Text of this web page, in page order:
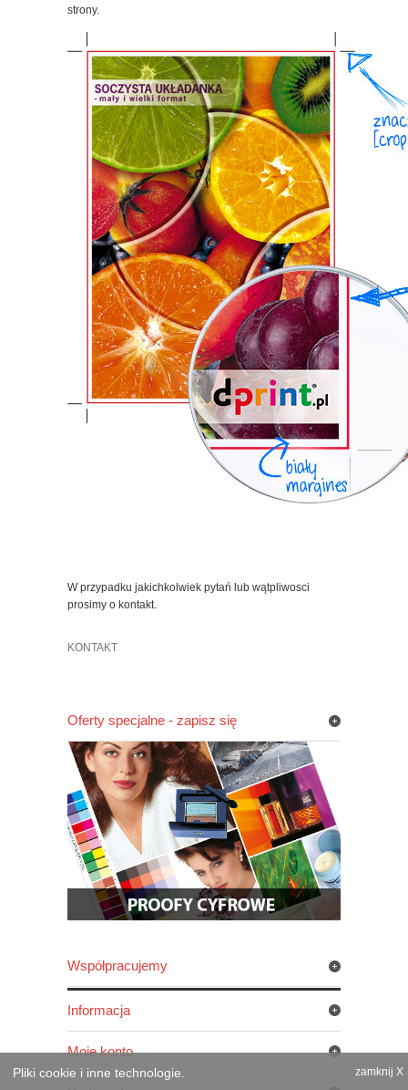
strony.
W przypadku jakichkolwiek pytań lub wątpliwosci
prosimy o kontakt.
KONTAKT
Oferty specjalne - zapisz się
Współpracujemy
Informacja
Moje konto
zamknij X
Pliki cookie i inne technologie.